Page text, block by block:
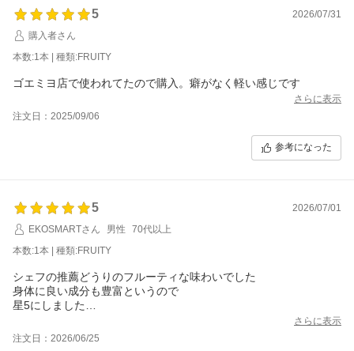
5
2026/07/31
購入者さん
本数:1本 | 種類:FRUITY
ゴエミヨ店で使われてたので購入。癖がなく軽い感じです
さらに表示
注文日：2025/09/06
参考になった
5
2026/07/01
EKOSMARTさん
男性
70代以上
本数:1本 | 種類:FRUITY
シェフの推薦どうりのフルーティな味わいでした
身体に良い成分も豊富というので
星5にしました
普段オリーブオイルなど開封後の期間が長くなることがあるので2
50ml
さらに表示
注文日：2026/06/25